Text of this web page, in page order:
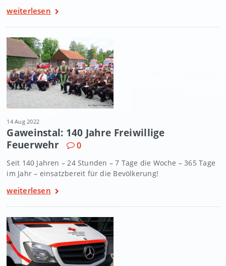
weiterlesen
14 Aug 2022
Gaweinstal: 140 Jahre Freiwillige
Feuerwehr
0
Seit 140 Jahren – 24 Stunden – 7 Tage die Woche – 365 Tage
im Jahr – einsatzbereit für die Bevölkerung!
weiterlesen